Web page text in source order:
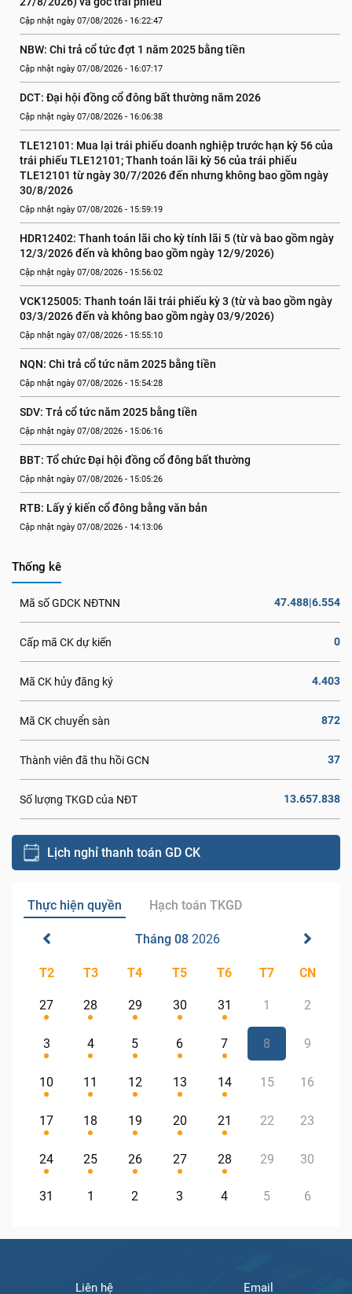
Cập nhật ngày 07/08/2026 - 16:22:47
NBW: Chi trả cổ tức đợt 1 năm 2025 bằng tiền
Cập nhật ngày 07/08/2026 - 16:07:17
DCT: Đại hội đồng cổ đông bất thường năm 2026
Cập nhật ngày 07/08/2026 - 16:06:38
TLE12101: Mua lại trái phiếu doanh nghiệp trước hạn kỳ 56 của
trái phiếu TLE12101; Thanh toán lãi kỳ 56 của trái phiếu
TLE12101 từ ngày 30/7/2026 đến nhưng không bao gồm ngày
30/8/2026
Cập nhật ngày 07/08/2026 - 15:59:19
HDR12402: Thanh toán lãi cho kỳ tính lãi 5 (từ và bao gồm ngày
12/3/2026 đến và không bao gồm ngày 12/9/2026)
Cập nhật ngày 07/08/2026 - 15:56:02
VCK125005: Thanh toán lãi trái phiếu kỳ 3 (từ và bao gồm ngày
03/3/2026 đến và không bao gồm ngày 03/9/2026)
Cập nhật ngày 07/08/2026 - 15:55:10
NQN: Chi trả cổ tức năm 2025 bằng tiền
Cập nhật ngày 07/08/2026 - 15:54:28
SDV: Trả cổ tức năm 2025 bằng tiền
Cập nhật ngày 07/08/2026 - 15:06:16
BBT: Tổ chức Đại hội đồng cổ đông bất thường
Cập nhật ngày 07/08/2026 - 15:05:26
RTB: Lấy ý kiến cổ đông bằng văn bản
Cập nhật ngày 07/08/2026 - 14:13:06
Thống kê
Mã số GDCK NĐTNN 47.488|6.554
Cấp mã CK dự kiến 0
Mã CK hủy đăng ký 4.403
Mã CK chuyển sàn 872
Thành viên đã thu hồi GCN 37
Số lượng TKGD của NĐT 13.657.838
Lịch nghỉ thanh toán GD CK
Thực hiện quyền Hạch toán TKGD
Tháng 08 2026
T2 T3 T4 T5 T6 T7 CN
27 28 29 30 31 1 2
3 4 5 6 7 8 9
10 11 12 13 14 15 16
17 18 19 20 21 22 23
24 25 26 27 28 29 30
31 1 2 3 4 5 6
Liên hệ Email